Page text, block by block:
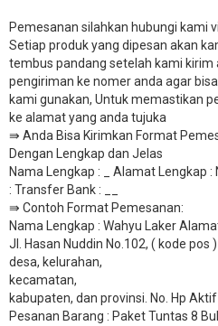
Pemesanan silahkan hubungi kami
Setiap produk yang dipesan akan
tembus pandang setelah kami
pengiriman ke nomer anda agar
kami gunakan, Untuk memastikan
ke alamat yang anda tujuka
⇛ Anda Bisa Kirimkan Format
Dengan Lengkap dan Jelas
Nama Lengkap : _ Alamat Lengkap
: Transfer Bank : __
​⇛ Contoh Format Pemesanan:
Nama Lengkap : Wahyu Laker
Jl. Hasan Nuddin No.102, ( kode pos )
desa, kelurahan,
kecamatan,
kabupaten, dan provinsi. No. Hp
Pesanan Barang : Paket Tuntas 8